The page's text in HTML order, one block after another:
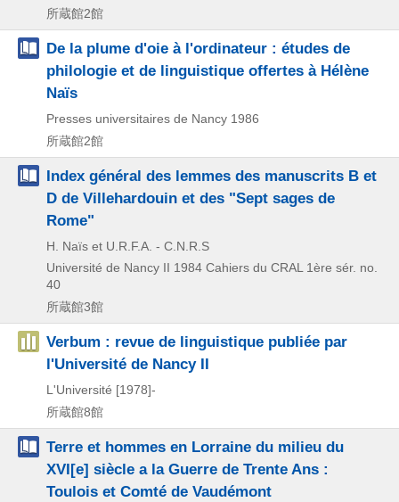
所蔵館2館
De la plume d'oie à l'ordinateur : études de
philologie et de linguistique offertes à Hélène
Naïs
Presses universitaires de Nancy 1986
所蔵館2館
Index général des lemmes des manuscrits B et
D de Villehardouin et des "Sept sages de
Rome"
H. Naïs et U.R.F.A. - C.N.R.S
Université de Nancy II 1984 Cahiers du CRAL 1ère sér. no.
40
所蔵館3館
Verbum : revue de linguistique publiée par
l'Université de Nancy II
L'Université [1978]-
所蔵館8館
Terre et hommes en Lorraine du milieu du
XVI[e] siècle a la Guerre de Trente Ans :
Toulois et Comté de Vaudémont